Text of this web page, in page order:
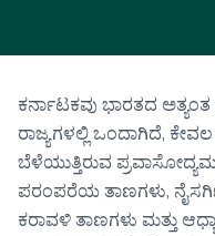
ಕರ್ನಾಟಕವು ಭಾರತದ
ರಾಜ್ಯಗಳಲ್ಲಿ ಒಂದಾಗಿದೆ,
ಬೆಳೆಯುತ್ತಿರುವ
ಪರಂಪರೆಯ ತಾಣಗಳು,
ಕರಾವಳಿ ತಾಣಗಳು ಮತ್ತು